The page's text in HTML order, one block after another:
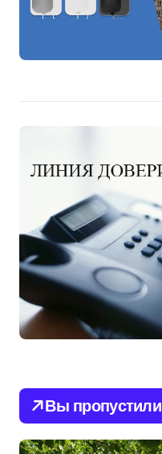
Вы пропустили